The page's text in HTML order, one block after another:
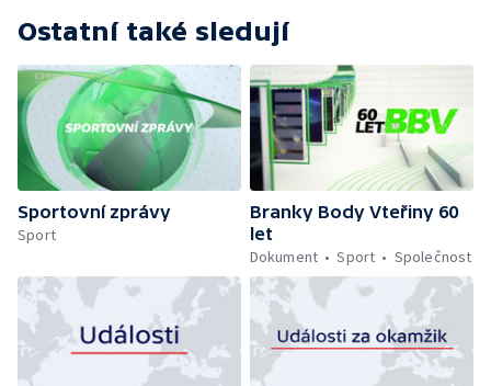
Ostatní také sledují
Sportovní zprávy
Sport
Branky Body Vteřiny 60
let
Dokument
Sport Společnost